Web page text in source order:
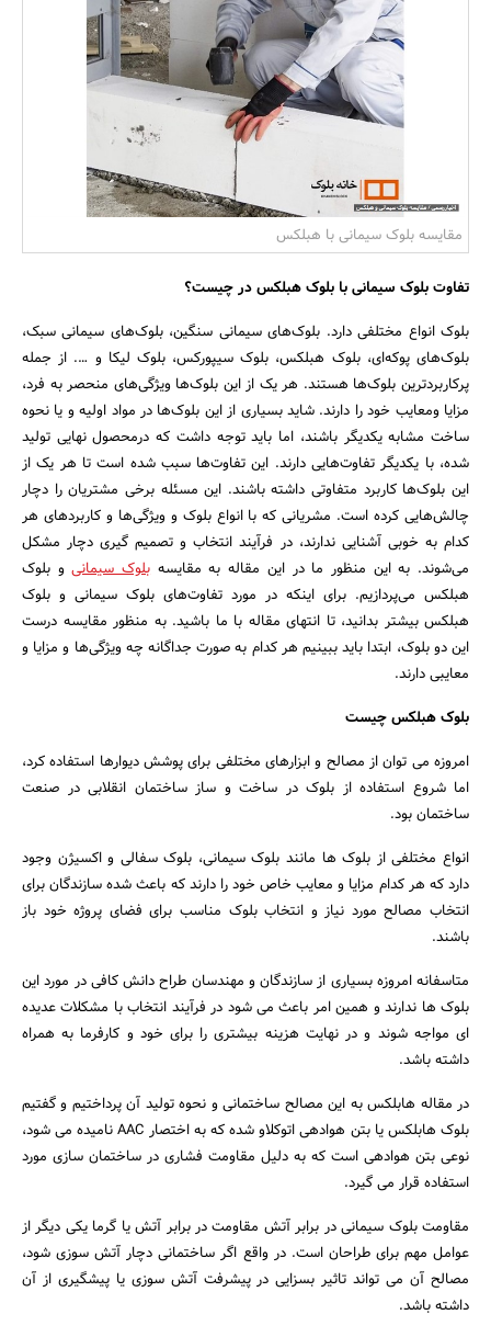
بانک، بیمه و سرمایه
مسکن و ساختمان
جستجو
مقایسه بلوک سیمانی با هبلکس
تفاوت بلوک سیمانی با بلوک هبلکس در چیست؟
بلوک انواع مختلفی دارد. بلوک‌های سیمانی سنگین، بلوک‌های سیمانی سبک،
بلوک‌های پوکه‌ای، بلوک هبلکس، بلوک سیپورکس، بلوک لیکا و …. از جمله
پرکاربردترین بلوک‌ها هستند. هر یک از این بلوک‌ها ویژگی‌های منحصر به فرد،
مزایا ومعایب خود را دارند. شاید بسیاری از این بلوک‌ها در مواد اولیه و یا نحوه
ساخت مشابه یکدیگر باشند، اما باید توجه داشت که درمحصول نهایی تولید
شده، با یکدیگر تفاوت‌هایی دارند. این تفاوت‌ها سبب شده است تا هر یک از
این بلوک‌ها کاربرد متفاوتی داشته باشند. این مسئله برخی مشتریان را دچار
چالش‌هایی کرده است. مشریانی که با انواع بلوک و ویژگی‌ها و کاربردهای هر
کدام به خوبی آشنایی ندارند، در فرآیند انتخاب و تصمیم گیری دچار مشکل
می‌شوند. به این منظور ما در این مقاله به مقایسه بلوک سیمانیو بلوک
هبلکس می‌پردازیم. برای اینکه در مورد تفاوت‌های بلوک سیمانی و بلوک
هبلکس بیشتر بدانید، تا انتهای مقاله با ما باشید. به منظور مقایسه درست
این دو بلوک، ابتدا باید ببینیم هر کدام به صورت جداگانه چه ویژگی‌ها و مزایا و
معایبی دارند.
بلوک هبلکس چیست
امروزه می توان از مصالح و ابزارهای مختلفی برای پوشش دیوارها استفاده کرد،
اما شروع استفاده از بلوک در ساخت و ساز ساختمان انقلابی در صنعت
ساختمان بود.
انواع مختلفی از بلوک ها مانند بلوک سیمانی، بلوک سفالی و اکسیژن وجود
دارد که هر کدام مزایا و معایب خاص خود را دارند که باعث شده سازندگان برای
انتخاب مصالح مورد نیاز و انتخاب بلوک مناسب برای فضای پروژه خود باز
باشند.
متاسفانه امروزه بسیاری از سازندگان و مهندسان طراح دانش کافی در مورد این
بلوک ها ندارند و همین امر باعث می شود در فرآیند انتخاب با مشکلات عدیده
ای مواجه شوند و در نهایت هزینه بیشتری را برای خود و کارفرما به همراه
داشته باشد.
در مقاله هابلکس به این مصالح ساختمانی و نحوه تولید آن پرداختیم و گفتیم
بلوک هابلکس یا بتن هوادهی اتوکلاو شده که به اختصار AAC نامیده می شود،
نوعی بتن هوادهی است که به دلیل مقاومت فشاری در ساختمان سازی مورد
استفاده قرار می گیرد.
مقاومت بلوک سیمانی در برابر آتش مقاومت در برابر آتش یا گرما یکی دیگر از
عوامل مهم برای طراحان است. در واقع اگر ساختمانی دچار آتش سوزی شود،
مصالح آن می تواند تاثیر بسزایی در پیشرفت آتش سوزی یا پیشگیری از آن
داشته باشد.